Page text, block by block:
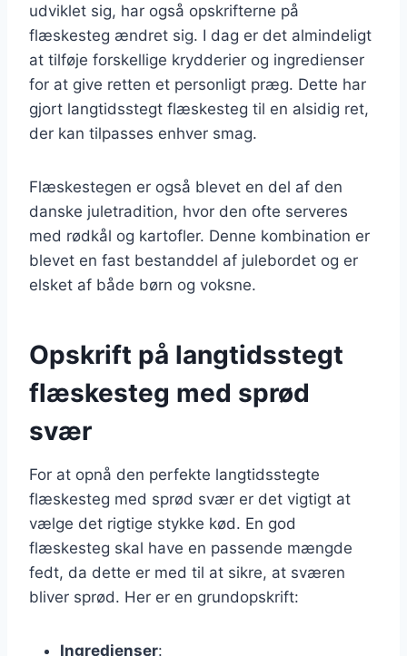
udviklet sig, har også opskrifterne på
flæskesteg ændret sig. I dag er det almindeligt
at tilføje forskellige krydderier og ingredienser
for at give retten et personligt præg. Dette har
gjort langtidsstegt flæskesteg til en alsidig ret,
der kan tilpasses enhver smag.
Flæskestegen er også blevet en del af den
danske juletradition, hvor den ofte serveres
med rødkål og kartofler. Denne kombination er
blevet en fast bestanddel af julebordet og er
elsket af både børn og voksne.
Opskrift på langtidsstegt
flæskesteg med sprød
svær
For at opnå den perfekte langtidsstegte
flæskesteg med sprød svær er det vigtigt at
vælge det rigtige stykke kød. En god
flæskesteg skal have en passende mængde
fedt, da dette er med til at sikre, at sværen
bliver sprød. Her er en grundopskrift:
Ingredienser: